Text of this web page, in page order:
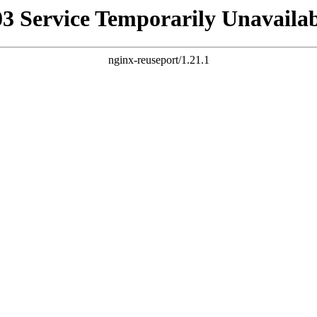
Service Temporarily
nginx-reuseport/1.21.1